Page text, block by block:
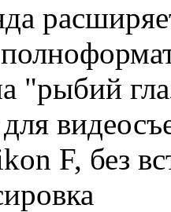
"рыбий
F, без